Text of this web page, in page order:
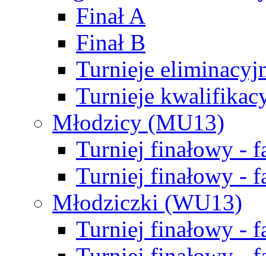
Finał A
Finał B
Turnieje
Turnieje
Młodzicy (MU13)
Turniej finałowy -
Turniej finałowy -
Młodziczki (WU13)
Turniej finałowy -